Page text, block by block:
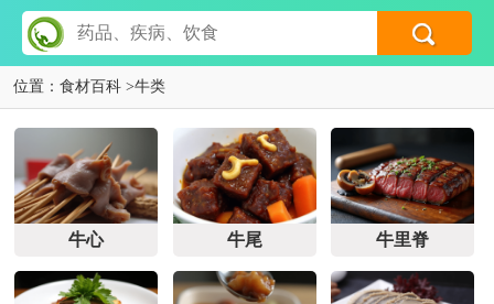
位置： 食材百科 >牛类
牛心 牛尾 牛里脊